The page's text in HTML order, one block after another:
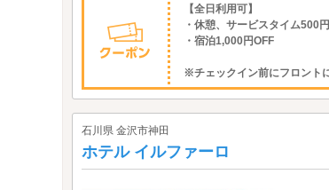
【全日利用可】
・休憩、サービスタイム500
・宿泊1,000円OFF
※チェックイン前にフロント
石川県 金沢市神田
ホテル イルファーロ